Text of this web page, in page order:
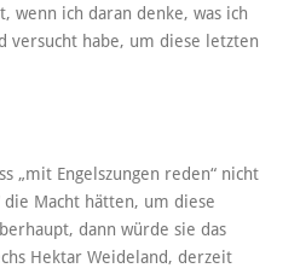
wenn ich daran denke, was ich
versucht habe, um diese letzten
„mit Engelszungen reden“ nicht
die Macht hätten, um diese
dann würde sie das
Hektar Weideland, derzeit